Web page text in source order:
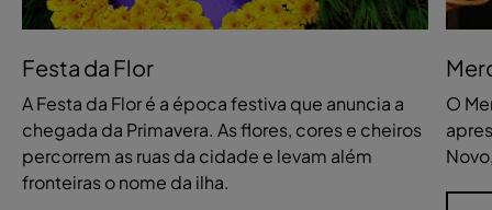
Festa da Flor
A Festa da Flor é a época festiva que anuncia a
chegada da Primavera. As flores, cores e cheiros
percorrem as ruas da cidade e levam além
fronteiras o nome da ilha.
O